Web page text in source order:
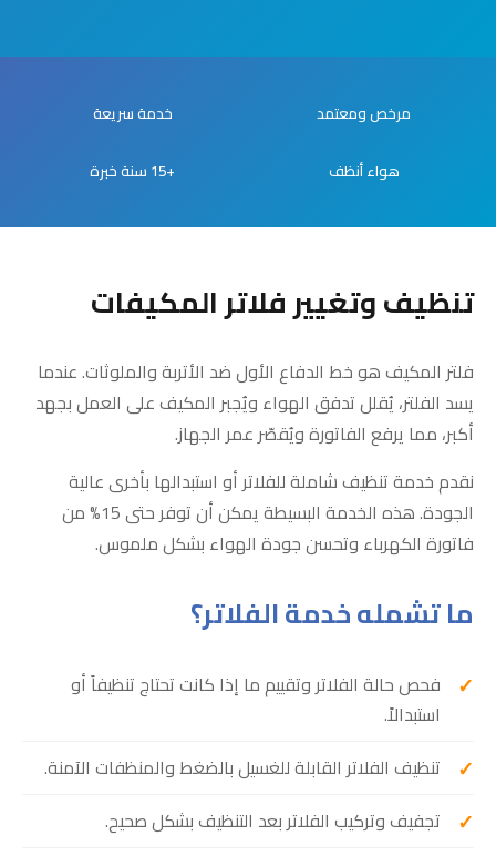
مرخص ومعتمد خدمة سريعة
هواء أنظف +15 سنة خبرة
تنظيف وتغيير فلاتر المكيفات
فلتر المكيف هو خط الدفاع الأول ضد الأتربة والملوثات. عندما
يسد الفلتر، يُقلل تدفق الهواء ويُجبر المكيف على العمل بجهد
أكبر، مما يرفع الفاتورة ويُقصّر عمر الجهاز.
نقدم خدمة تنظيف شاملة للفلاتر أو استبدالها بأخرى عالية
الجودة. هذه الخدمة البسيطة يمكن أن توفر حتى 15% من
فاتورة الكهرباء وتحسن جودة الهواء بشكل ملموس.
ما تشمله خدمة الفلاتر؟
فحص حالة الفلاتر وتقييم ما إذا كانت تحتاج تنظيفاً أو
استبدالاً.
تنظيف الفلاتر القابلة للغسيل بالضغط والمنظفات الآمنة.
تجفيف وتركيب الفلاتر بعد التنظيف بشكل صحيح.